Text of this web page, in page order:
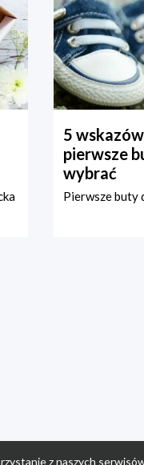
5
pierwsze
wybrać
Pierwsze buty
z naszych